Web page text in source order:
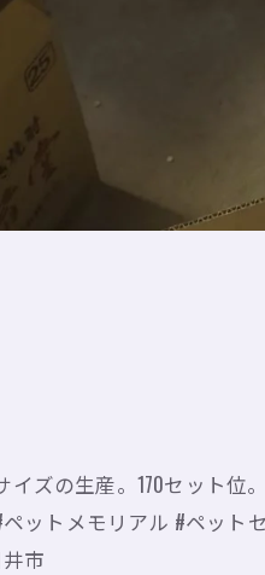
イズの生産。170セット位
ットメモリアル #ペット
市